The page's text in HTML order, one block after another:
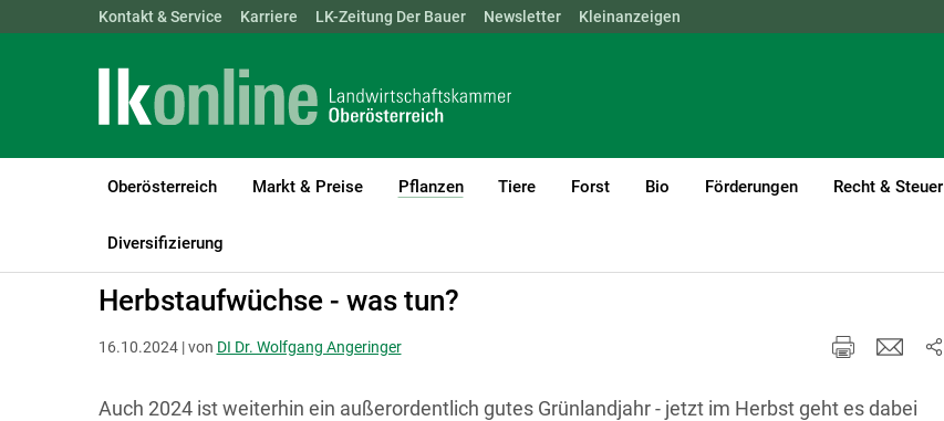
Landwirtschaftskammern: ÖSTERREICH BGLD KTN NÖ OÖ SBG STMK
Kontakt & Service Karriere LK-Zeitung Der Bauer Newsletter Kleinanzeigen
Oberösterreich Markt & Preise Pflanzen
(current)1
Tiere Forst Bio Förderungen Recht & Steuer
Diversifizierung
LK Oberösterreich Pflanzen
Herbstaufwüchse - was tun?
16.10.2024 | von DI Dr. Wolfgang Angeringer
Auch 2024 ist weiterhin ein außerordentlich gutes Grünlandjahr - jetzt im Herbst geht es dabei